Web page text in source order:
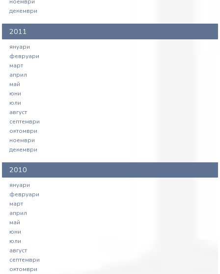
ноември
декември
2011
януари
февруари
март
април
май
юни
юли
август
септември
октомври
ноември
декември
2010
януари
февруари
март
април
май
юни
юли
август
септември
октомври